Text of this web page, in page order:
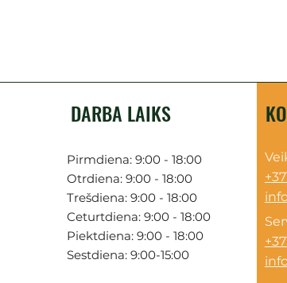
DARBA LAIKS
Pirmdiena: 9:00 - 18:00
Otrdiena: 9:00 - 18:00
Trešdiena: 9:00 - 18:00
Ceturtdiena: 9:00 - 18:00
Piektdiena: 9:00 - 18:00
Sestdiena: 9:00-15:00